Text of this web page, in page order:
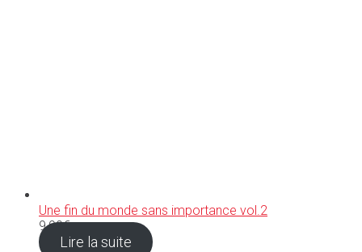
Une fin du monde sans importance vol.2
9,90€
Lire la suite